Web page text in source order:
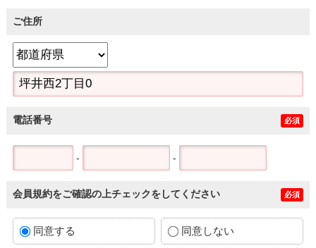
ご住所
電話番号 必須
- -
会員規約をご確認の上チェックをしてください 必須
同意する 同意しない